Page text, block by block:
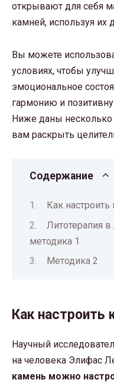
открывают для себя
камней, используя их
Вы можете
условиях, чтобы
эмоциональное
гармонию и
Ниже даны несколько
вам раскрыть
Содержание
Как
Литотерапия
методика 1
Методика 2
Как настроить
Научный
на человека Элифас
камень можно